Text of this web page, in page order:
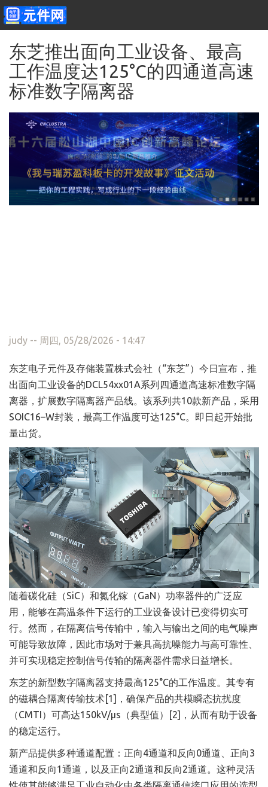
东芝推出面向工业设备、最高
工作温度达125°C的四通道高速
标准数字隔离器
judy -- 周四, 05/28/2026 - 14:47
东芝电子元件及存储装置株式会社（“东芝”）今日宣布，推
出面向工业设备的DCL54xx01A系列四通道高速标准数字隔
离器，扩展数字隔离器产品线。该系列共10款新产品，采用
SOIC16–W封装，最高工作温度可达125°C。即日起开始批
量出货。
随着碳化硅（SiC）和氮化镓（GaN）功率器件的广泛应
用，能够在高温条件下运行的工业设备设计已变得切实可
行。然而，在隔离信号传输中，输入与输出之间的电气噪声
可能导致故障，因此市场对于兼具高抗噪能力与高可靠性、
并可实现稳定控制信号传输的隔离器件需求日益增长。
东芝的新型数字隔离器支持最高125°C的工作温度。其专有
的磁耦合隔离传输技术[1]，确保产品的共模瞬态抗扰度
（CMTI）可高达150kV/μs（典型值）[2]，从而有助于设备
的稳定运行。
新产品提供多种通道配置：正向4通道和反向0通道、正向3
通道和反向1通道，以及正向2通道和反向2通道。这种灵活